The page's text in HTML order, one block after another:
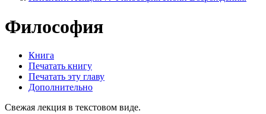
Философия
Книга
Печатать книгу
Печатать эту главу
Дополнительно
Свежая лекция в текстовом виде.